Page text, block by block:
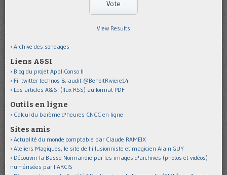
View Results
Archive des sondages
Liens A&SI
Blog du projet AppliConso II
Fil twitter technos & audit @BenoitRiviere14
Les articles A&SI (flux RSS) au format PDF
Outils en ligne
Calcul du barème d'heures CNCC en ligne
Sites amis
Actualité du monde comptable par Claude RAMEIX
Ateliers Magiques, le site de l'illusionniste et magicien Alain GUY
Découvrir la Basse-Normandie par les images d'archives (photos et vidéos)
numérisées par l'ARCIS